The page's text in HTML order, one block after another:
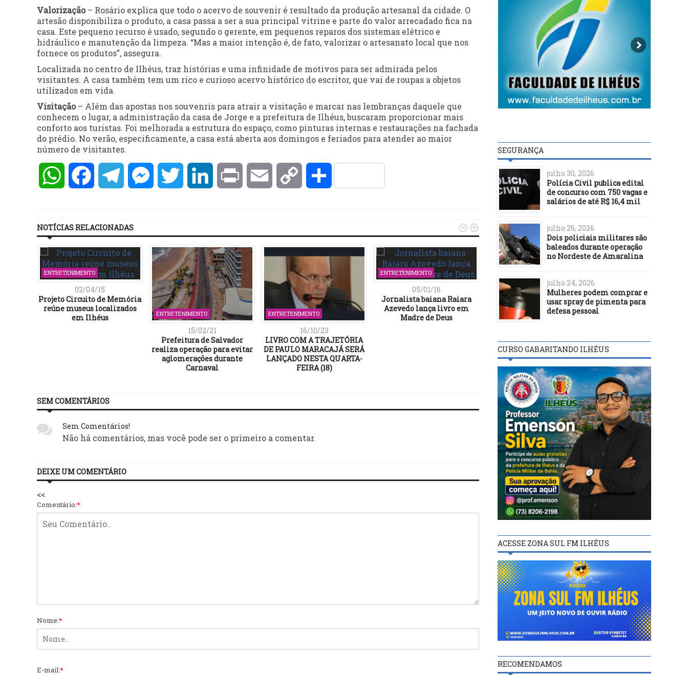
Valorização– Rosário explica que todo o acervo de souvenir é resultado da produção artesanal da cidade. O
artesão disponibiliza o produto, a casa passa a ser a sua principal vitrine e parte do valor arrecadado fica na
casa. Este pequeno recurso é usado, segundo o gerente, em pequenos reparos dos sistemas elétrico e
hidráulico e manutenção da limpeza. “Mas a maior intenção é, de fato, valorizar o artesanato local que nos
fornece os produtos”, assegura.
Localizada no centro de Ilhéus, traz histórias e uma infinidade de motivos para ser admirada pelos
visitantes. A casa também tem um rico e curioso acervo histórico do escritor, que vai de roupas a objetos
utilizados em vida.
Visitação– Além das apostas nos souvenris para atrair a visitação e marcar nas lembranças daquele que
conhecem o lugar, a administração da casa de Jorge e a prefeitura de Ilhéus, buscaram proporcionar mais
conforto aos turistas. Foi melhorada a estrutura do espaço, como pinturas internas e restaurações na fachada
do prédio. No verão, especificamente, a casa está aberta aos domingos e feriados para atender ao maior
número de visitantes.
WhatsAppFacebookTelegramMessengerTwitter LinkedInPrint Email Copy Compartilhar
NOTÍCIAS RELACIONADAS
ENTRETENIMENTO
02/04/15
Projeto Circuito de Memória
reúne museus localizados
em Ilhéus‏
ENTRETENIMENTO
15/02/21
Prefeitura de Salvador
realiza operação para evitar
aglomerações durante
Carnaval
ENTRETENIMENTO
16/10/23
LIVRO COM A TRAJETÓRIA
DE PAULO MARACAJÁ SERÁ
LANÇADO NESTA QUARTA-
FEIRA (18)
ENTRETENIMENTO
05/01/16
Jornalista baiana Raiara
Azevedo lança livro em
Madre de Deus
ENTRETENIMENTO
Mulheres na Travessa –
Travessia conecta mulheres
diversas de várias regiões do
Brasil
CANTOR ILHEENSE
PRIMEIRO EP
 
SEM COMENTÁRIOS
Sem Comentários!
Não há comentários, mas você pode ser o primeiro a comentar.
DEIXE UM COMENTÁRIO
<<
Comentário:*
Nome:*
E-mail:*
SEGURANÇA
julho 30, 2026
Polícia Civil publica edital
de concurso com 750 vagas e
salários de até R$ 16,4 mil
julho 26, 2026
Dois policiais militares são
baleados durante operação
no Nordeste de Amaralina
julho 24, 2026
Mulheres podem comprar e
usar spray de pimenta para
defesa pessoal
CURSO GABARITANDO ILHÉUS
ACESSE ZONA SUL FM ILHÉUS
RECOMENDAMOS